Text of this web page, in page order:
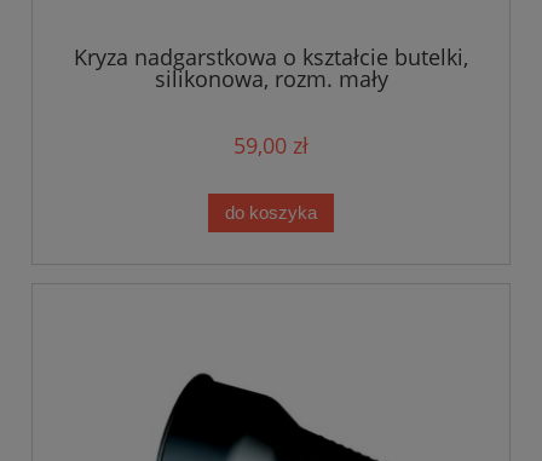
Kryza nadgarstkowa o kształcie butelki,
silikonowa, rozm. mały
59,00 zł
do koszyka